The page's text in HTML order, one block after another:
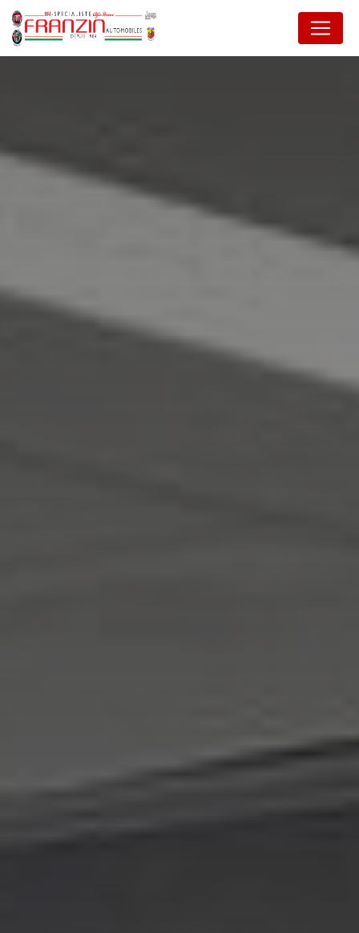
Panneau de gestion des cookies